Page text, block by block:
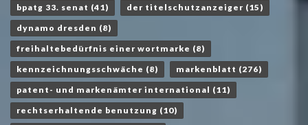
bpatg 33. senat (41) der titelschutzanzeiger (15)
dynamo dresden (8)
freihaltebedürfnis einer wortmarke (8)
kennzeichnungsschwäche (8) markenblatt (276)
patent- und markenämter international (11)
rechtserhaltende benutzung (10)